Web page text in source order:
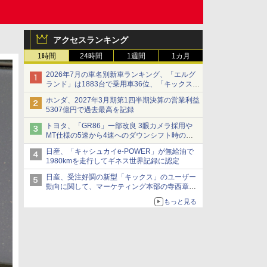
アクセスランキング
1時間 24時間 1週間 1カ月
2026年7月の車名別新車ランキング、「エルグ
ランド」は1883台で乗用車36位、「キックス」
は2591台で27位に
ホンダ、2027年3月期第1四半期決算の営業利益
5307億円で過去最高を記録
トヨタ、「GR86」一部改良 3眼カメラ採用や
MT仕様の5速から4速へのダウンシフト時の操
作性向上など
日産、「キャシュカイe-POWER」が無給油で
1980kmを走行してギネス世界記録に認定
日産、受注好調の新型「キックス」のユーザー
動向に関して、マーケティング本部の寺西章氏
もっと見る